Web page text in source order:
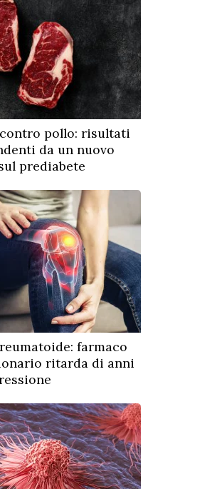
pollo: risultati
da un nuovo
prediabete
farmaco
ritarda di anni